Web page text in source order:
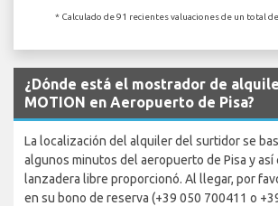
* Calculado de 91 recientes valuaciones de un total
¿Dónde está el mostrador de
MOTION en Aeropuerto de Pisa?
La localización del alquiler del surtidor se
algunos minutos del aeropuerto de Pisa y así
lanzadera libre proporcionó. Al llegar, por
en su bono de reserva (+39 050 700411 o